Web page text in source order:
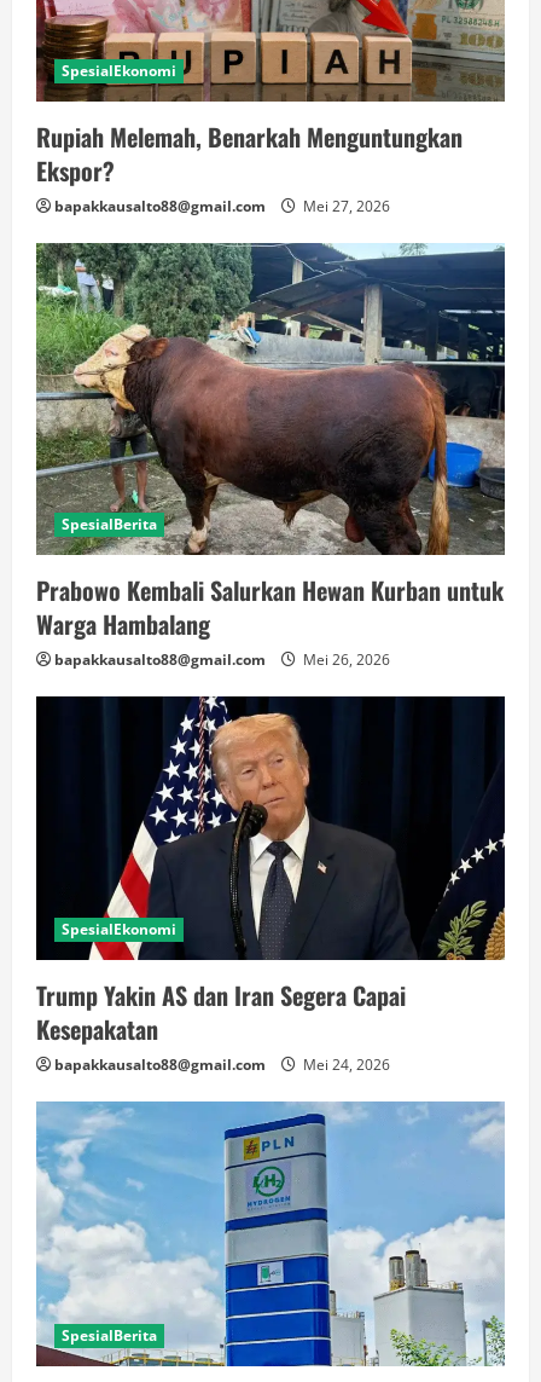
SpesialEkonomi
Rupiah Melemah, Benarkah Menguntungkan
Ekspor?
bapakkausalto88@gmail.com Mei 27, 2026
SpesialBerita
Prabowo Kembali Salurkan Hewan Kurban untuk
Warga Hambalang
bapakkausalto88@gmail.com Mei 26, 2026
SpesialEkonomi
Trump Yakin AS dan Iran Segera Capai
Kesepakatan
bapakkausalto88@gmail.com Mei 24, 2026
SpesialBerita